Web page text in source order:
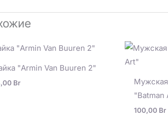
"Armin Van Buuren 2"
Br
"Batman
100,00 Br